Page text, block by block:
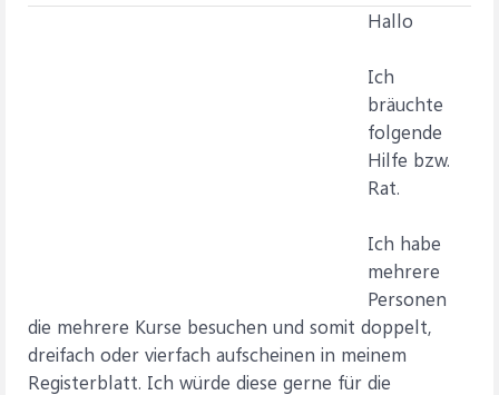
Hallo
Ich
bräuchte
folgende
Hilfe bzw.
Rat.
Ich habe
mehrere
Personen
die mehrere Kurse besuchen und somit doppelt,
dreifach oder vierfach aufscheinen in meinem
Registerblatt. Ich würde diese gerne für die